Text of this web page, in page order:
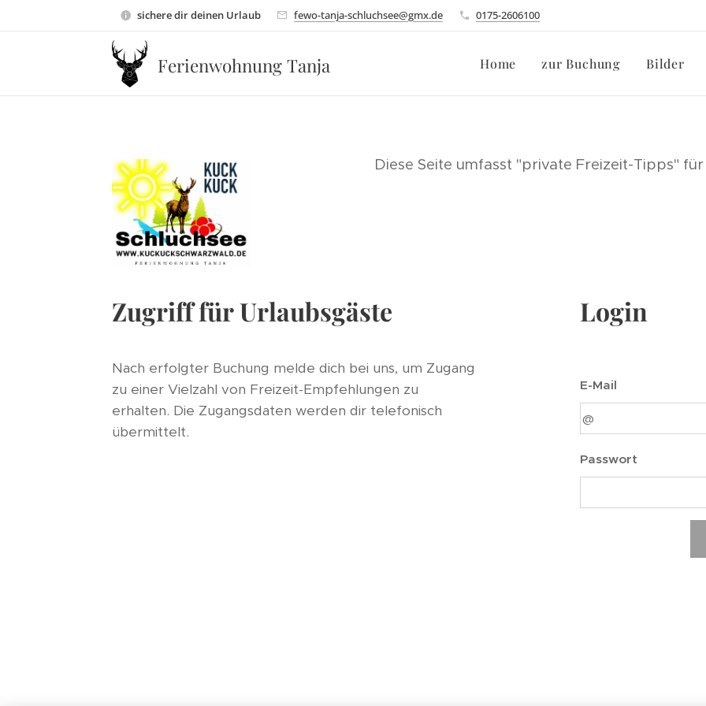
sichere dir deinen Urlaub fewo-tanja-schluchsee@gmx.de 0175-2606100
Ferienwohnung Tanja Home zur Buchung Bilder
Diese Seite umfasst "private Freizeit-Tipps"
Zugriff für Urlaubsgäste
Nach erfolgter Buchung melde dich bei uns, um Zugang
zu einer Vielzahl von Freizeit-Empfehlungen zu
erhalten. Die Zugangsdaten werden dir telefonisch
übermittelt.
Login
E-Mail
Passwort